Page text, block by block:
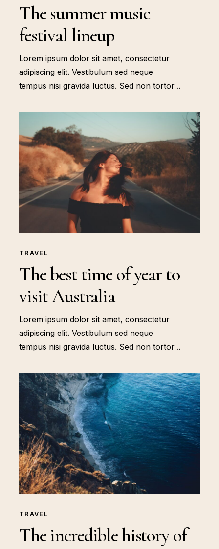
The summer music
festival lineup
Lorem ipsum dolor sit amet, consectetur
adipiscing elit. Vestibulum sed neque
tempus nisi gravida luctus. Sed non tortor…
TRAVEL
The best time of year to
visit Australia
Lorem ipsum dolor sit amet, consectetur
adipiscing elit. Vestibulum sed neque
tempus nisi gravida luctus. Sed non tortor…
TRAVEL
The incredible history of